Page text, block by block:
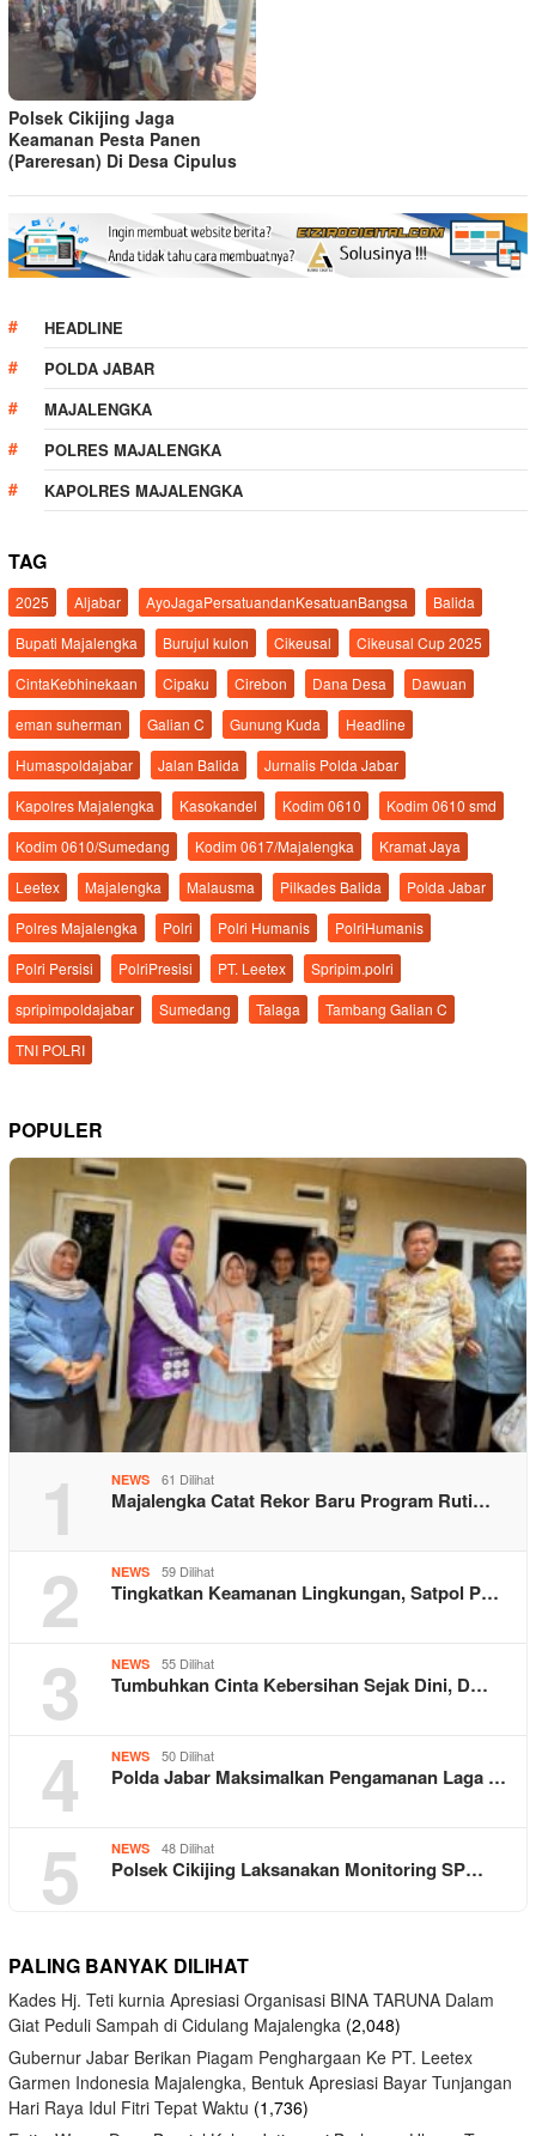
Polsek Cikijing Jaga
Keamanan Pesta Panen
(Pareresan) Di Desa Cipulus
HEADLINE
POLDA JABAR
MAJALENGKA
POLRES MAJALENGKA
KAPOLRES MAJALENGKA
TAG
2025 Aljabar AyoJagaPersatuandanKesatuanBangsa
Balida
Bupati Majalengka
Burujul kulon Cikeusal
Cikeusal Cup 2025
CintaKebhinekaan
Cipaku Cirebon Dana Desa
Dawuan
eman suherman
Galian C Gunung Kuda
Headline
Humaspoldajabar
Jalan Balida
Jurnalis Polda Jabar
Kapolres Majalengka
Kasokandel Kodim 0610
Kodim 0610 smd
Kodim 0610/Sumedang
Kodim 0617/Majalengka
Kramat Jaya
Leetex
Majalengka Malausma Pilkades Balida
Polda Jabar
Polres Majalengka
Polri Polri Humanis
PolriHumanis
Polri Persisi
PolriPresisi PT. Leetex
Spripim.polri
spripimpoldajabar
Sumedang Talaga
Tambang Galian C
TNI POLRI
POPULER
1 NEWS 61 Dilihat
Majalengka Catat Rekor Baru Program Ruti…
2 NEWS 59 Dilihat
Tingkatkan Keamanan Lingkungan, Satpol P…
3 NEWS 55 Dilihat
Tumbuhkan Cinta Kebersihan Sejak Dini, D…
4 NEWS 50 Dilihat
Polda Jabar Maksimalkan Pengamanan Laga …
5 NEWS 48 Dilihat
Polsek Cikijing Laksanakan Monitoring SP…
PALING BANYAK DILIHAT
Kades Hj. Teti kurnia Apresiasi Organisasi BINA TARUNA Dalam
Giat Peduli Sampah di Cidulang Majalengka (2,048)
Gubernur Jabar Berikan Piagam Penghargaan Ke PT. Leetex
Garmen Indonesia Majalengka, Bentuk Apresiasi Bayar Tunjangan
Hari Raya Idul Fitri Tepat Waktu (1,736)